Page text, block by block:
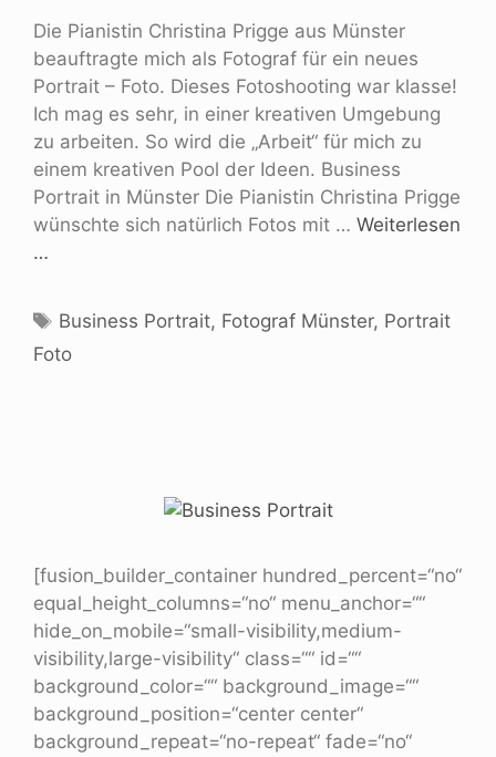
Die Pianistin Christina Prigge aus Münster
beauftragte mich als Fotograf für ein neues
Portrait – Foto. Dieses Fotoshooting war klasse!
Ich mag es sehr, in einer kreativen Umgebung
zu arbeiten. So wird die „Arbeit“ für mich zu
einem kreativen Pool der Ideen. Business
Portrait in Münster Die Pianistin Christina Prigge
wünschte sich natürlich Fotos mit … Weiterlesen
…
Business Portrait, Fotograf Münster, Portrait
Foto
[fusion_builder_container hundred_percent=“no“
equal_height_columns=“no“ menu_anchor=““
hide_on_mobile=“small-visibility,medium-
visibility,large-visibility“ class=““ id=““
background_color=““ background_image=““
background_position=“center center“
background_repeat=“no-repeat“ fade=“no“